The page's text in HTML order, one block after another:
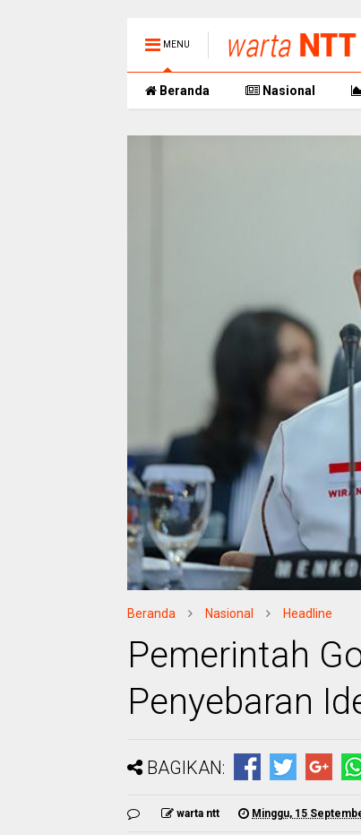
MENU
Beranda Nasional
Beranda Nasional Headline
Pemerintah
Penyebaran
BAGIKAN:
warta ntt Minggu, 15